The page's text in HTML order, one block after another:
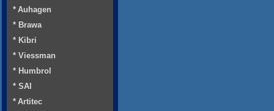
* Auhagen
* Brawa
* Kibri
* Viessman
* Humbrol
* SAI
* Artitec